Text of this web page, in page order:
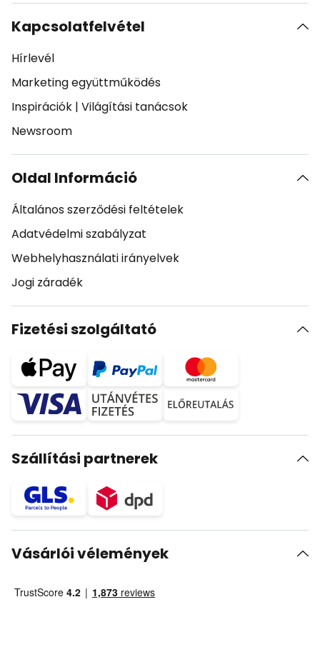
Kapcsolatfelvétel
Hírlevél
Marketing együttműködés
Inspirációk | Világítási tanácsok
Newsroom
Oldal Információ
Általános szerződési feltételek
Adatvédelmi szabályzat
Webhelyhasználati irányelvek
Jogi záradék
Fizetési szolgáltató
Szállítási partnerek
Vásárlói vélemények